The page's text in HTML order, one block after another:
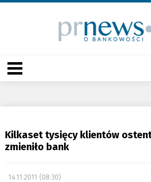
Kilkaset tysięcy klientów
zmieniło bank
14.11.2011 (08:30)